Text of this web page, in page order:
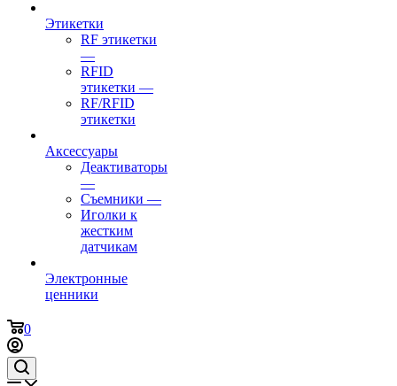
Этикетки
RF этикетки
—
RFID
этикетки —
RF/RFID
этикетки
Аксессуары
Деактиваторы
—
Съемники —
Иголки к
жестким
датчикам
Электронные
ценники
0